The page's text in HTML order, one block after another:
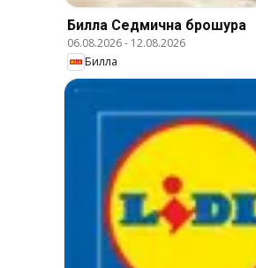
Билла Cедмична брошура
06.08.2026- 12.08.2026
Билла